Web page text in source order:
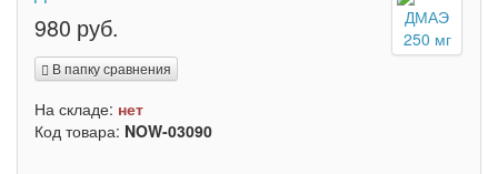
980 руб.
В папку сравнения
На складе: нет
Код товара: NOW-03090